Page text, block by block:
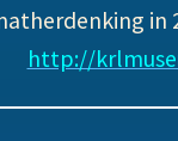
in
http://